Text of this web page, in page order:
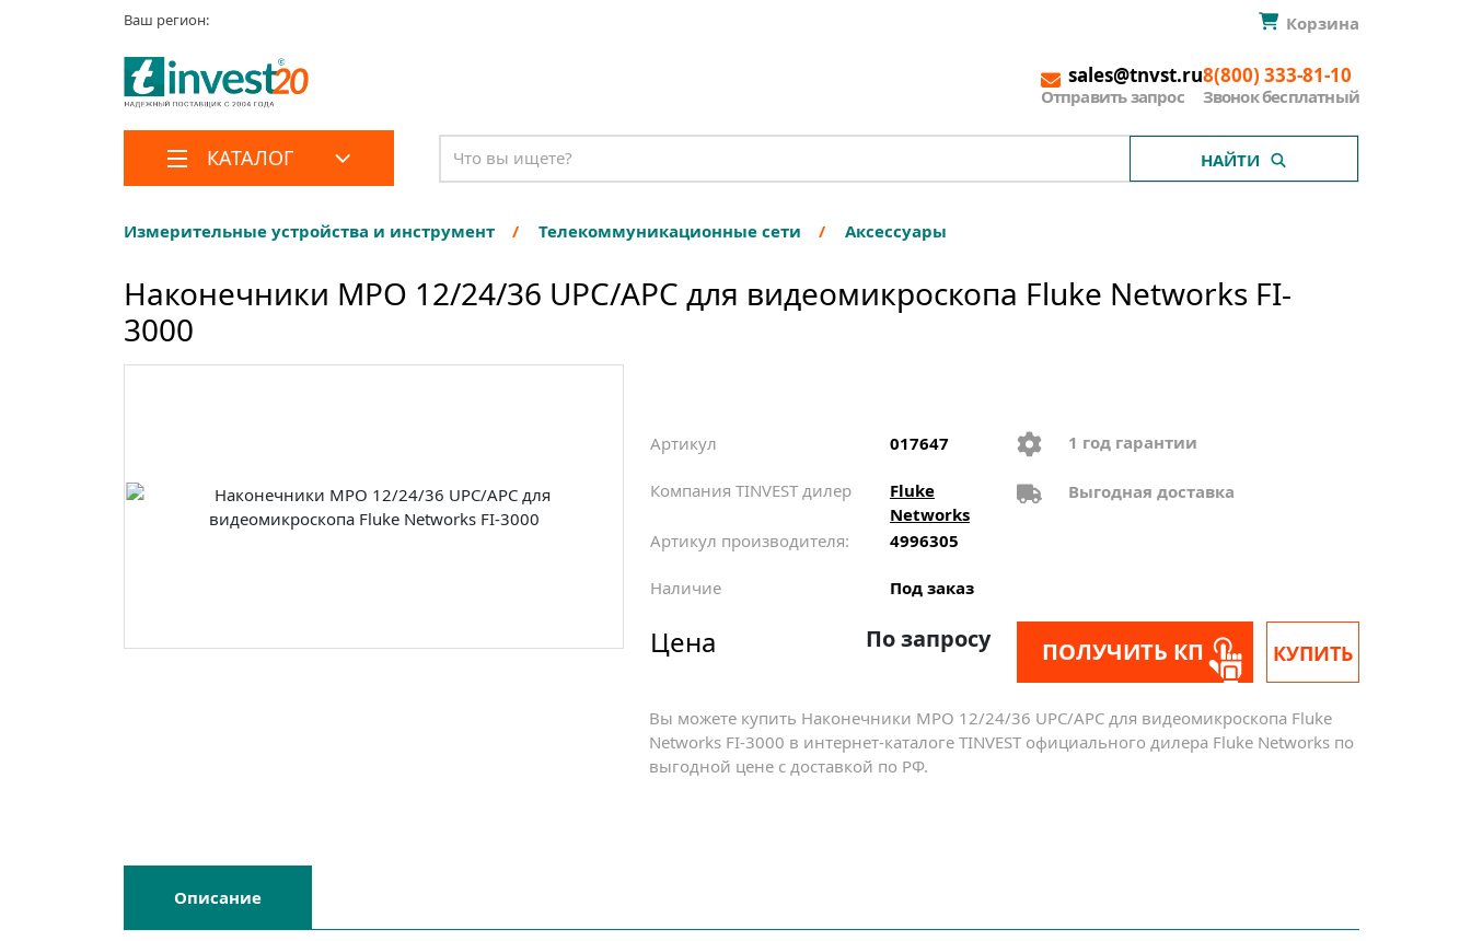
Ваш регион: Корзина
sales@tnvst.ru
Отправить запрос
8(800) 333-81-10
Звонок бесплатный
КАТАЛОГ НАЙТИ
Измерительные устройства и инструмент Телекоммуникационные сети Аксессуары
Наконечники MPO 12/24/36 UPC/APC для видеомикроскопа Fluke Networks FI-
3000
Артикул 017647
Компания TINVEST дилер
Fluke
Networks
Артикул производителя:
4996305
Наличие Под заказ
1 год гарантии
Выгодная доставка
Цена По запросу ПОЛУЧИТЬ КП КУПИТЬ
Вы можете купить Наконечники MPO 12/24/36 UPC/APC для видеомикроскопа Fluke
Networks FI-3000 в интернет-каталоге TINVEST официального дилера Fluke Networks по
выгодной цене с доставкой по РФ.
Описание